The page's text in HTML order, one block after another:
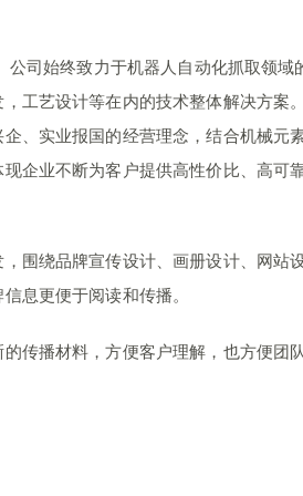
司始终致力于机器人自动化抓取领域
工艺设计等在内的技术整体解决方案
、实业报国的经营理念，结合机械元
企业不断为客户提供高性价比、高可
围绕品牌宣传设计、画册设计、网站
息更便于阅读和传播。
传播材料，方便客户理解，也方便团